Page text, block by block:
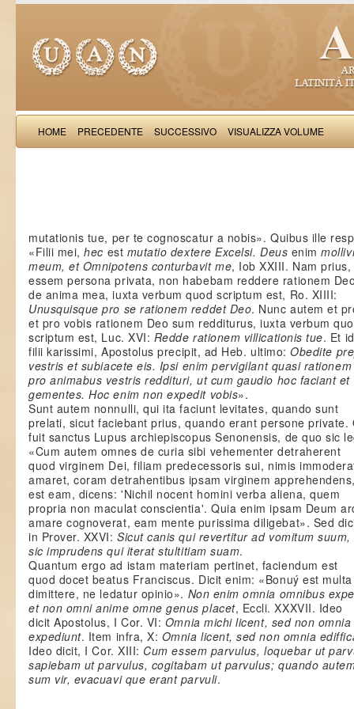
HOME PRECEDENTE SUCCESSIVO VISUALIZZA VOLUME
mutationis tue, per te cognoscatur a nobis». Quibus ille
«Filii mei,hec est mutatio dextere Excelsi. Deus enim
meum, et Omnipotens conturbavit me, Iob XXIII. Nam
essem persona privata, non habebam reddere rationem
de anima mea, iuxta verbum quod scriptum est, Ro. XIIII:
Unusquisque pro se rationem reddet Deo. Nunc autem et
et pro vobis rationem Deo sum redditurus, iuxta verbum
scriptum est, Luc. XVI: Redde rationem villicationis tue. Et
filii karissimi, Apostolus precipit, ad Heb. ultimo:Obedite
vestris et subiacete eis. Ipsi enim pervigilant quasi rationem
pro animabus vestris reddituri, ut cum gaudio hoc faciant et
gementes. Hoc enim non expedit vobis».
Sunt autem nonnulli, qui ita faciunt levitates, quando sunt
prelati, sicut faciebant prius, quando erant persone private.
fuit sanctus Lupus archiepiscopus Senonensis, de quo sic
«Cum autem omnes de curia sibi vehementer detraherent
quod virginem Dei, filiam predecessoris sui, nimis
amaret, coram detrahentibus ipsam virginem
est eam, dicens: 'Nichil nocent homini verba aliena, quem
propria non maculat conscientia'. Quia enim ipsam Deum
amare cognoverat, eam mente purissima diligebat». Sed
in Prover. XXVI:Sicut canis qui revertitur ad vomitum suum,
sic imprudens qui iterat stultitiam suam.
Quantum ergo ad istam materiam pertinet, faciendum est
quod docet beatus Franciscus. Dicit enim: «Bonuý est multa
dimittere, ne ledatur opinio». Non enim omnia omnibus
et non omni anime omne genus placet, Eccli. XXXVII. Ideo
dicit Apostolus, I Cor. VI: Omnia michi licent, sed non omnia
expediunt. Item infra, X: Omnia licent, sed non omnia
Ideo dicit, I Cor. XIII: Cum essem parvulus, loquebar ut
sapiebam ut parvulus, cogitabam ut parvulus; quando
sum vir, evacuavi que erant parvuli.